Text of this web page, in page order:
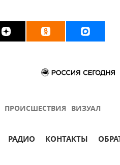
ПРОИСШЕСТВИЯ ВИЗУАЛ
РАДИО КОНТАКТЫ